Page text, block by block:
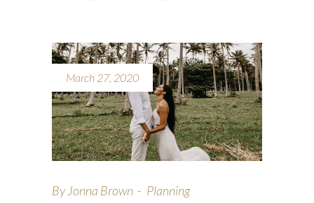
March 27, 2020
By Jonna Brown Planning